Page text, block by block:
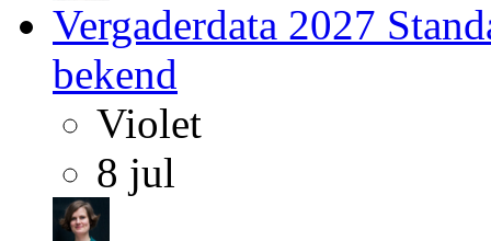
Vergaderdata 2027
bekend
Violet
8 jul